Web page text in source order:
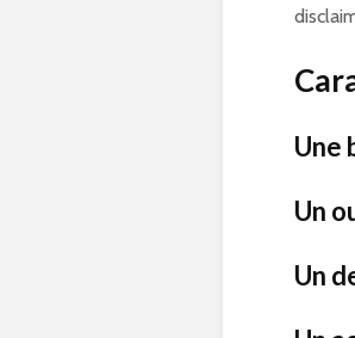
Une
Un
Un